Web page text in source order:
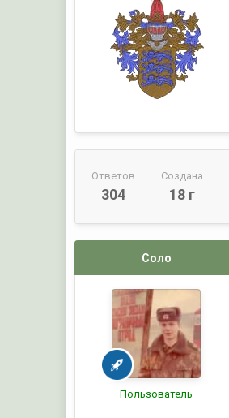
Ответов
304
Создана
18 г
Соло
Пользователь